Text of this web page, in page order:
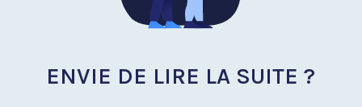
ENVIE DE LIRE LA SUITE ?